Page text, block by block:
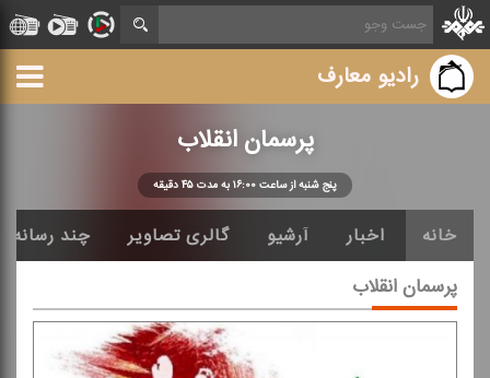
رادیو معارف
پرسمان انقلاب
پنج شنبه از ساعت ۱۶:۰۰ به مدت ۴۵ دقیقه
خانه اخبار آرشیو گالری تصاویر چند رسانه
پرسمان انقلاب